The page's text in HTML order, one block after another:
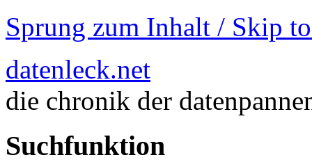
Sprung zum Inhalt / Skip
datenleck.net
die chronik der
Suchfunktion